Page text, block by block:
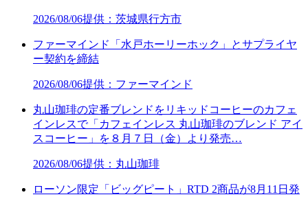
2026/08/06提供：茨城県行方市
ファーマインド「水戸ホーリーホック」とサプライヤ
ー契約を締結
2026/08/06提供：ファーマインド
丸山珈琲の定番ブレンドをリキッドコーヒーのカフェ
インレスで「カフェインレス 丸山珈琲のブレンド アイ
スコーヒー」を８月７日（金）より発売…
2026/08/06提供：丸山珈琲
ローソン限定「ビッグピート」RTD 2商品が8月11日発